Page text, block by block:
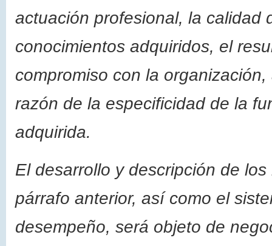
actuación profesional, la calidad
conocimientos adquiridos, el
compromiso con la
razón de la especificidad de la
adquirida.
El desarrollo y descripción de
párrafo anterior, así como el
desempeño, será objeto de